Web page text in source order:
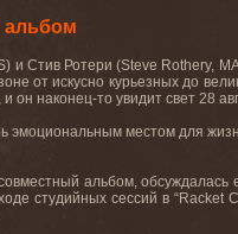
альбом
и Стив Ротери (Steve Rothery,
от искусно курьезных до
наконец-то увидит свет 28
эмоциональным местом для
альбом, обсуждалась
студийных сессий в “Racket